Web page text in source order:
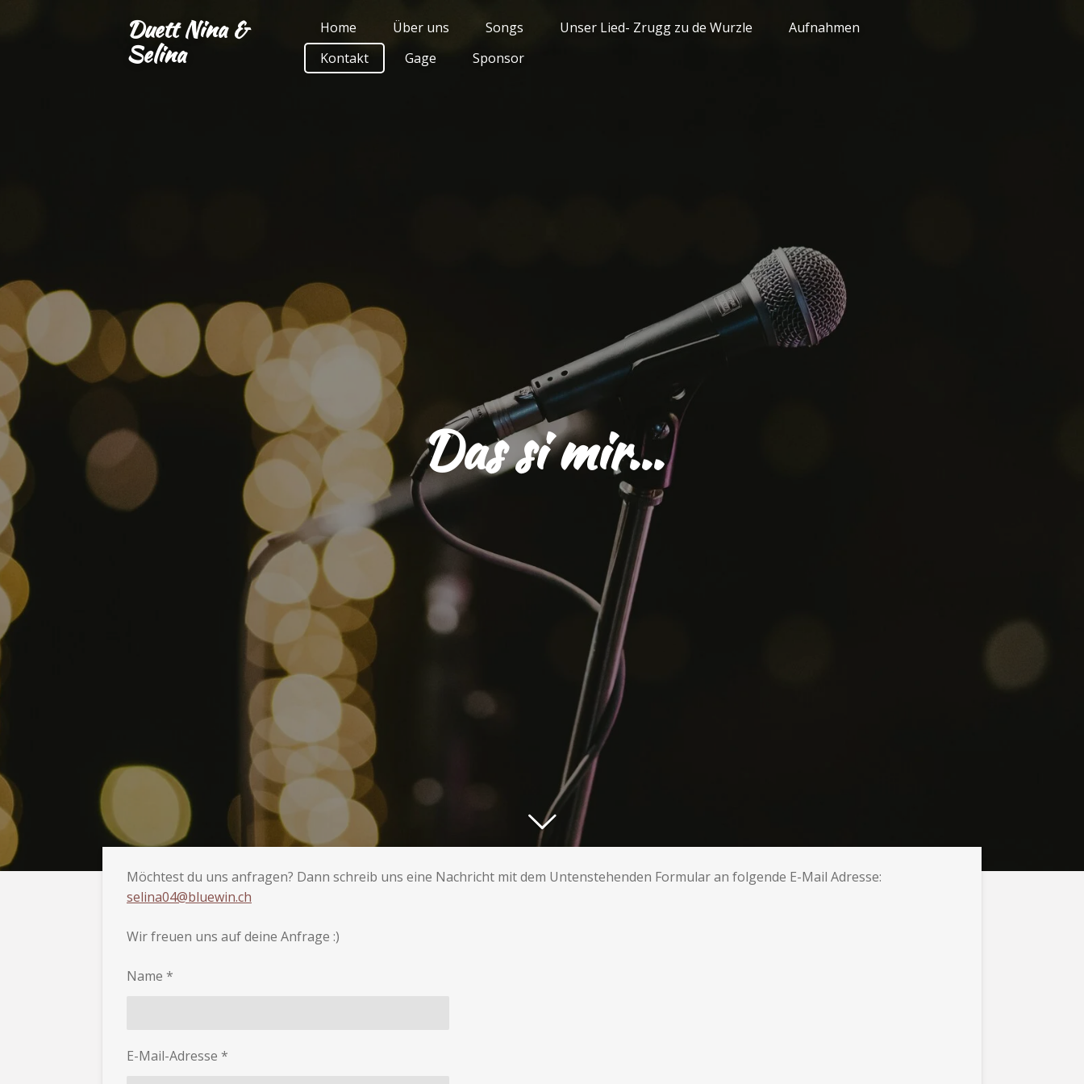
Duett Nina &
Selina
Home Über uns Songs Unser Lied- Zrugg zu de Wurzle
Aufnahmen
Kontakt
Gage Sponsor
Das si mir...
Möchtest du uns anfragen? Dann schreib uns eine Nachricht mit dem Untenstehenden Formular an folgende E-Mail Adresse:
selina04@bluewin.ch
Wir freuen uns auf deine Anfrage :)
Name *
E-Mail-Adresse *